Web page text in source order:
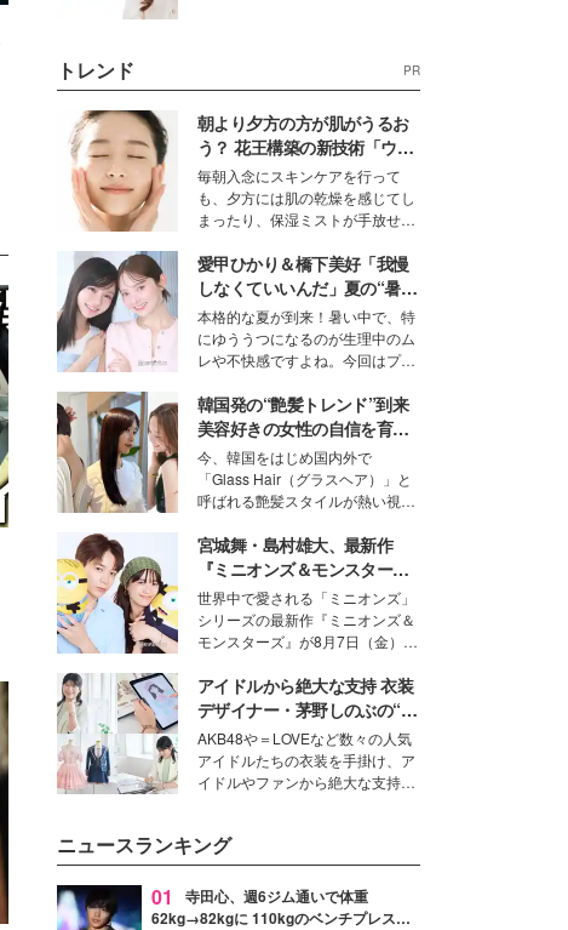
トレンド PR
朝より夕方の方が肌がうるお
う？ 花王構築の新技術「ウォ
ーターキャプチャリングスキ
ン（捕水肌）」がスキンケア
の常識を変える予感
毎朝入念にスキンケアを行って
も、夕方には肌の乾燥を感じてし
まったり、保湿ミストが手放せな
な美容の常識を大きく変える可能
性を秘めた、革新的な「Water
Capturing Skin（ウォーターキャ
プチャリングスキン：捕水肌）」
技術を、花王が構築した。
愛甲ひかり＆橋下美好「我慢
しなくていいんだ」夏の“暑さ
対策”の新しい選択肢とは？
本格的な夏が到来！暑い中で、特
にゆううつになるのが生理中のム
レや不快感ですよね。今回はプラ
モデル・愛甲ひかりさんと橋下美
好さんを迎えて本音で女子会トー
ク。猛暑のお出かけを快適に過ご
すヒントや、2人が感動した夏の
生理の新常識にも迫りました。
韓国発の“艶髪トレンド”到来
美容好きの女性の自信を育む
「ヘアケア事情」って？
今、韓国をはじめ国内外で
「Glass Hair（グラスヘア）」と
呼ばれる艶髪スタイルが熱い視線
ションの完成度を高めるベースと
して、“髪そのものの美しさ”に改
めて注目する人が増えている様
子。今回は、そんな憧れの艶やか
な髪を日常で叶える、美容好きの
女性たちのヘアケア事情を紹介し
ます。
宮城舞・島村雄大、最新作
『ミニオンズ＆モンスター
ズ』の魅力熱弁 ハチャメチャ
だけじゃない“友情と絆”に感
動
世界中で愛される「ミニオンズ」
シリーズの最新作『ミニオンズ＆
モンスターズ』が8月7日（金）に
ニオン好き”という共通点を持つモ
デルの宮城舞と島村雄大の特別対
談をお届け！それぞれの視点か
ら、今作ならではの魅力や予想外
の感動をもたらす奥深いストーリ
ーについて熱く語り合ってもらっ
アイドルから絶大な支持 衣装
デザイナー・茅野しのぶの“可
愛い”を作る美学＜「シチズン
クロスシー」インタビュー＞
AKB48や＝LOVEなど数々の人気
アイドルたちの衣装を手掛け、ア
イドルやファンから絶大な支持を
ター・茅野しのぶ。一人ひとりの
個性に寄り添い、魅力を引き出す
衣装作りは、多くの女性たちに勇
気と自信を与え続けている。
ニュースランキング
01
寺田心、週6ジム通いで体重
62kg→82kgに 110kgのベンチプレス持